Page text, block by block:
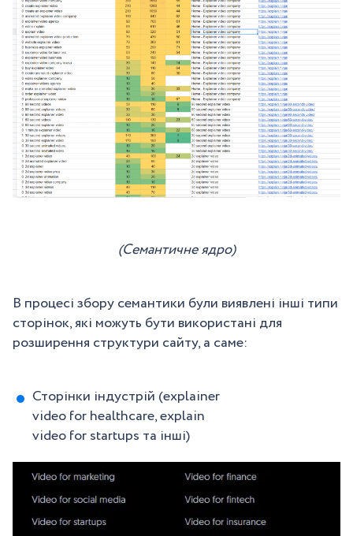
(Семантичне ядро)
В процесі збору семантики були виявлені інші типи
сторінок, які можуть бути використані для
розширення структури сайту, а саме:
Сторінки індустрій (explainer
video for healthcare, explain
video for startups та інші)